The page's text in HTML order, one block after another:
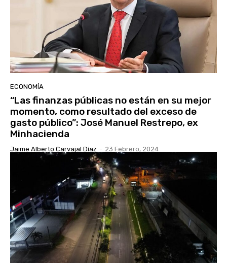
ECONOMÍA
“Las finanzas públicas no están en su mejor
momento, como resultado del exceso de
gasto público”: José Manuel Restrepo, ex
Minhacienda
Jaime Alberto Carvajal Díaz - 23 Febrero, 2024